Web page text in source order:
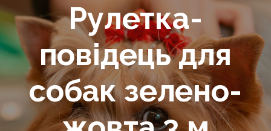
Рулетка-
повідець для
собак зелено-